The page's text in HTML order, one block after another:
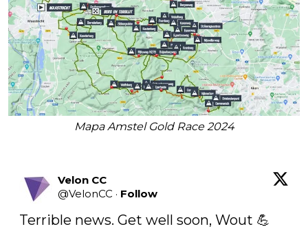
Mapa Amstel Gold Race 2024
Velon CC
@VelonCC · Follow
Terrible news. Get well soon, Wout 💪